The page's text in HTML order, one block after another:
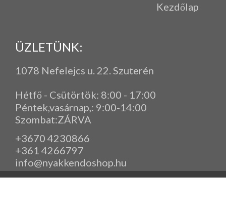
Kezdőlap
ÜZLETÜNK:
1078 Nefelejcs u. 22. Szuterén
Hétfő - Csütörtök: 8:00 - 17:00
Péntek,vasárnap, : 9:00-14:00
Szombat:ZÁRVA
+3670 4230866
+361 4266797
info@nyakkendoshop.hu